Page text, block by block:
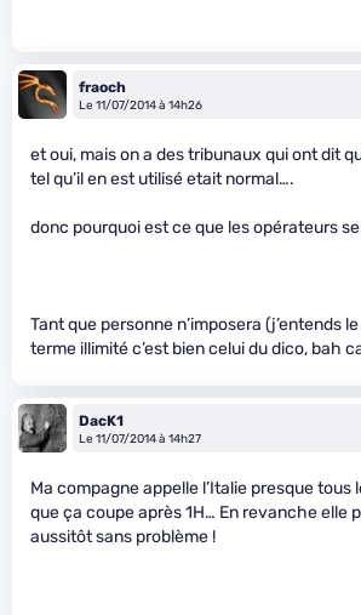
fraoch
Le 11/07/2014 à 14h26
et oui, mais on a des tribunaux qui ont dit
tel qu’il en est utilisé etait normal….
donc pourquoi est ce que les opérateurs
Tant que personne n’imposera (j’entends
terme illimité c’est bien celui du dico, bah
DacK1
Le 11/07/2014 à 14h27
Ma compagne appelle l’Italie presque tous
que ça coupe après 1H… En revanche elle
aussitôt sans problème !